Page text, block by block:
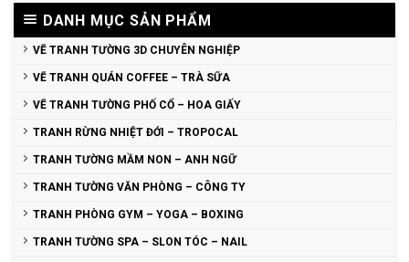
DANH MỤC SẢN PHẨM
VẼ TRANH TƯỜNG 3D CHUYÊN NGHIỆP
VẼ TRANH QUÁN COFFEE – TRÀ SỮA
VẼ TRANH TƯỜNG PHỐ CỔ – HOA GIẤY
TRANH RỪNG NHIỆT ĐỚI – TROPOCAL
TRANH TƯỜNG MẦM NON – ANH NGỮ
TRANH TƯỜNG VĂN PHÒNG – CÔNG TY
TRANH PHÒNG GYM – YOGA – BOXING
TRANH TƯỜNG SPA – SLON TÓC – NAIL